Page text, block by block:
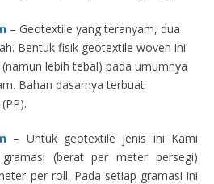
– Geotextile yang teranyam, dua
Bentuk fisik geotextile woven ini
lebih tebal) pada umumnya
Bahan dasarnya terbuat
– Untuk geotextile jenis ini Kami
gramasi (berat per meter persegi)
per roll. Pada setiap gramasi ini